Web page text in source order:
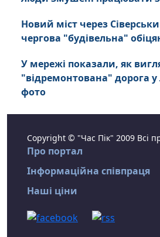
Новий міст через
чергова "будівельна"
У мережі показали, як
"відремонтована" дорога
фото
Copyright © "Час Пік" 2009 Всі
Про портал
Інформаційна співпраця
Наші ціни